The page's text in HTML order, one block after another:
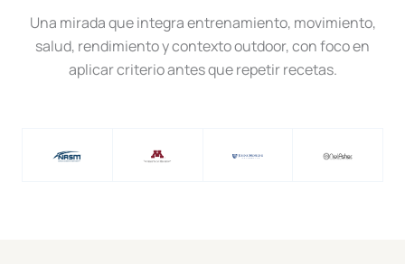
Una mirada que integra entrenamiento, movimiento,
salud, rendimiento y contexto outdoor, con foco en
aplicar criterio antes que repetir recetas.